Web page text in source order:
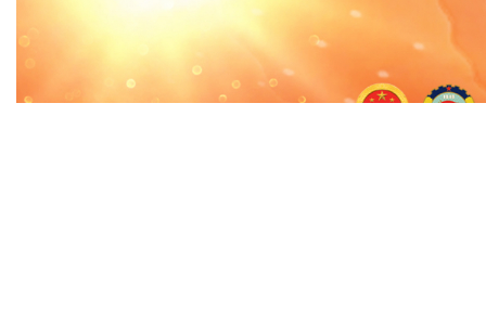
中宣部“十四五”重点出版项目 合作授权及签约仪式
强化要素支撑 助推国企发展
箭在弦上！全球最大碳市场将迎首次扩围